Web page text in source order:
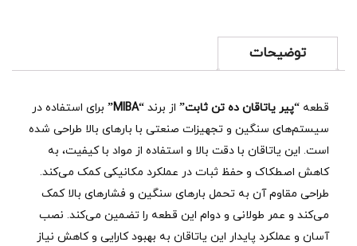
توضیحات
قطعه “پیر یاتاقان ده تن ثابت” از برند “MIBA”
برای استفاده در
سیستم‌های سنگین و تجهیزات صنعتی با بارهای بالا طراحی شده
است. این یاتاقان با دقت بالا و استفاده از مواد با کیفیت، به
کاهش اصطکاک و حفظ ثبات در عملکرد مکانیکی کمک می‌کند.
طراحی مقاوم آن به تحمل بارهای سنگین و فشارهای بالا کمک
می‌کند و عمر طولانی و دوام این قطعه را تضمین می‌کند. نصب
آسان و عملکرد پایدار این یاتاقان به بهبود کارایی و کاهش نیاز